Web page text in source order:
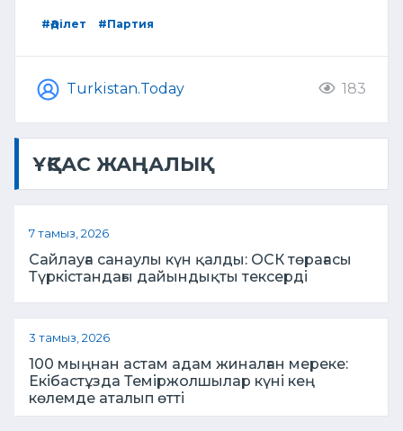
#Әділет #Партия
Turkistan.Today 183
ҰҚСАС ЖАҢАЛЫҚ
7 тамыз, 2026
Сайлауға санаулы күн қалды: ОСК төрағасы
Түркістандағы дайындықты тексерді
3 тамыз, 2026
100 мыңнан астам адам жиналған мереке:
Екібастұзда Теміржолшылар күні кең
көлемде аталып өтті